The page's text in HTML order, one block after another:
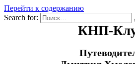
Перейти к содержанию
Search for:
КНП-